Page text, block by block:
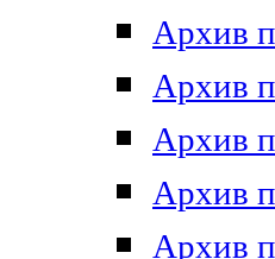
Архив
Архив
Архив
Архив
Архив